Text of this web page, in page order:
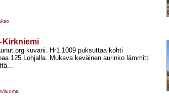
kuvani. Hr1 1009 puksuttaa kohti
125 Lohjalla. Mukava keväinen aurinko lämmitti